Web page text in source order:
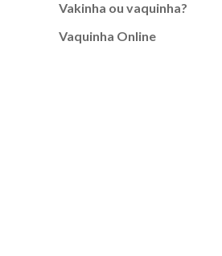
Vakinha ou vaquinha?
Vaquinha Online